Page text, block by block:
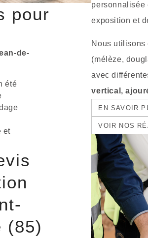
pour
de-
été
et
(85)
personnalisée
exposition et
Nous utilisons
(mélèze,
avec
vertical,
EN SAVOIR
VOIR NOS